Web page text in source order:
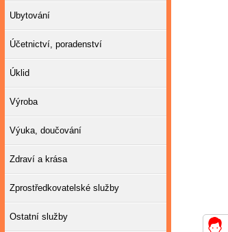
Ubytování
Účetnictví, poradenství
Úklid
Výroba
Výuka, doučování
Zdraví a krása
Zprostředkovatelské služby
Ostatní služby